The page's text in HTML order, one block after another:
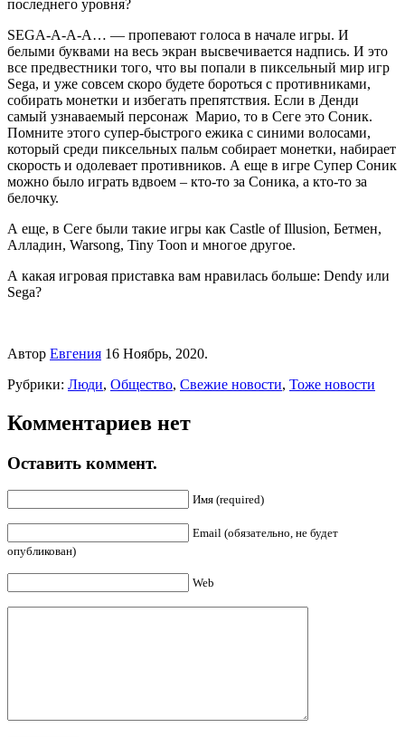
последнего уровня?
SEGA-A-A-A… — пропевают голоса в начале игры. И
белыми буквами на весь экран высвечивается надпись. И это
все предвестники того, что вы попали в пиксельный мир игр
Sega, и уже совсем скоро будете бороться с противниками,
собирать монетки и избегать препятствия. Если в Денди
самый узнаваемый персонаж Марио, то в Сеге это Соник.
Помните этого супер-быстрого ежика с синими волосами,
который среди пиксельных пальм собирает монетки, набирает
скорость и одолевает противников. А еще в игре Супер Соник
можно было играть вдвоем – кто-то за Соника, а кто-то за
белочку.
А еще, в Сеге были такие игры как Castle of Illusion, Бетмен,
Алладин, Warsong, Tiny Toon и многое другое.
А какая игровая приставка вам нравилась больше: Dendy или
Sega?
Автор Евгения 16 Ноябрь, 2020.
Рубрики: Люди, Общество, Свежие новости, Тоже новости
Комментариев нет
Оставить коммент.
Имя (required)
Email (обязательно, не будет
опубликован)
Web